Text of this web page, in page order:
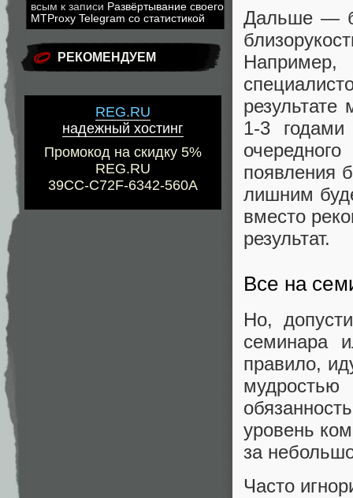
всым к записи Развёртывание своего
MTProxy Telegram со статистикой
РЕКОМЕНДУЕМ
REG.RU
надежный хостинг
Промокод на скидку 5%
REG.RU
39CC-C72F-6342-560A
Дальше —
1-3
появления
лишним
вместо
результат.
Все на
Но,
семинара
правило,
уровень
за
Часто